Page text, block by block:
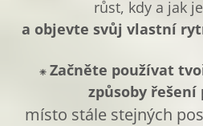
růst, kdy a jak
a objevte svůj vlastní
⁕Začněte používat
způsoby řešení
místo stále stejných